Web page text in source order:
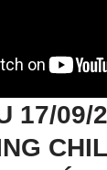
17/09/